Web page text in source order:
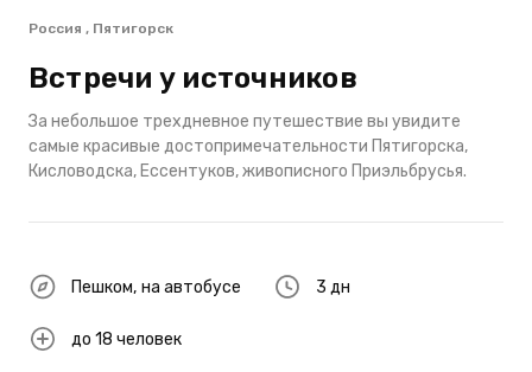
Россия , Пятигорск
Встречи у источников
За небольшое трехдневное путешествие вы увидите
самые красивые достопримечательности Пятигорска,
Кисловодска, Ессентуков, живописного Приэльбрусья.
Пешком, на автобусе 3 дн
до 18 человек